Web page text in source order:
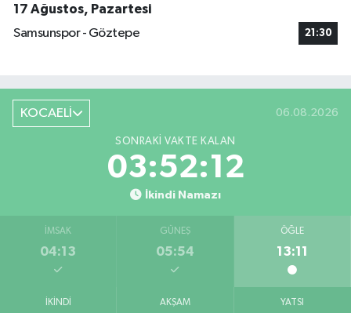
17 Ağustos, Pazartesi
Samsunspor - Göztepe
21:30
KOCAELİ 06.08.2026
SONRAKI VAKTE KALAN
03:52:12
İkindi Namazı
İMSAK
04:13
GÜNEŞ
05:54
ÖĞLE
13:11
İKINDI AKŞAM YATSI